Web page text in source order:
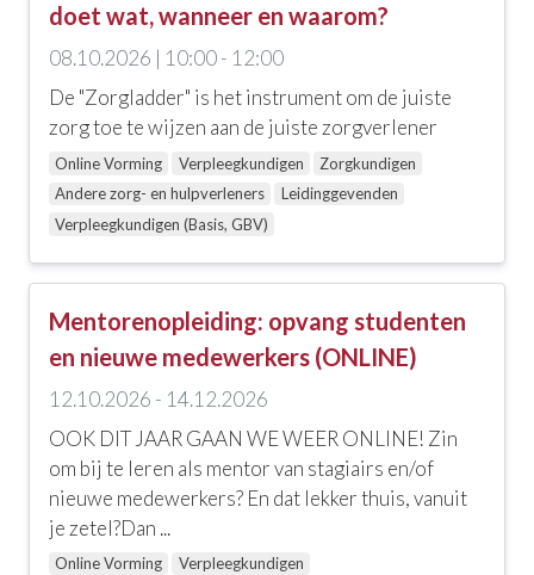
doet wat, wanneer en waarom?
08.10.2026 | 10:00 - 12:00
De "Zorgladder" is het instrument om de juiste
zorg toe te wijzen aan de juiste zorgverlener
Online Vorming Verpleegkundigen
Zorgkundigen
Andere zorg- en hulpverleners
Leidinggevenden
Verpleegkundigen (Basis, GBV)
Mentorenopleiding: opvang studenten
en nieuwe medewerkers (ONLINE)
12.10.2026 - 14.12.2026
OOK DIT JAAR GAAN WE WEER ONLINE! Zin
om bij te leren als mentor van stagiairs en/of
nieuwe medewerkers? En dat lekker thuis, vanuit
je zetel?Dan ...
Online Vorming
Verpleegkundigen